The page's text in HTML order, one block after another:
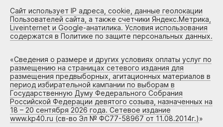
Сайт использует IP адреса, cookie, данные геолокации
Пользователей сайта, а также счетчики Яндекс.Метрика,
Liveinternet и Google-анатилика. Условия использования
содержатся в Политике по защите персональных данных.
«Сведения о размере и других условиях оплаты услуг по
размещению на страницах сетевого издания для
размещения предвыборных, агитационных материалов в
период избирательной кампании по выборам в
Государственную Думу Федерального Собрания
Российской Федерации девятого созыва, назначенных на
18 – 20 сентября 2026 года. Сетевое издание
www.kp40.ru (св-во Эл № ФС77-58967 от 11.08.2014г.)»